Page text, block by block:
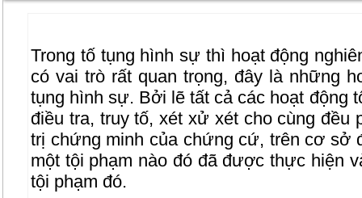
Trong tố tụng hình sự thì hoạt động
có vai trò rất quan trọng, đây là những
tụng hình sự. Bởi lẽ tất cả các hoạt động
điều tra, truy tố, xét xử xét cho cùng đều
trị chứng minh của chứng cứ, trên cơ sở
một tội phạm nào đó đã được thực hiện
tội phạm đó.